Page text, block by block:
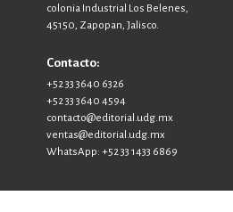
colonia Industrial Los Belenes,
45150, Zapopan, Jalisco.
Contacto:
+52 33 3640 6326
+52 33 3640 4594
contacto@editorial.udg.mx
ventas@editorial.udg.mx
WhatsApp: +52 33 1433 6869